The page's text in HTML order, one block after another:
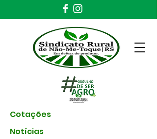
Cotações
Notícias